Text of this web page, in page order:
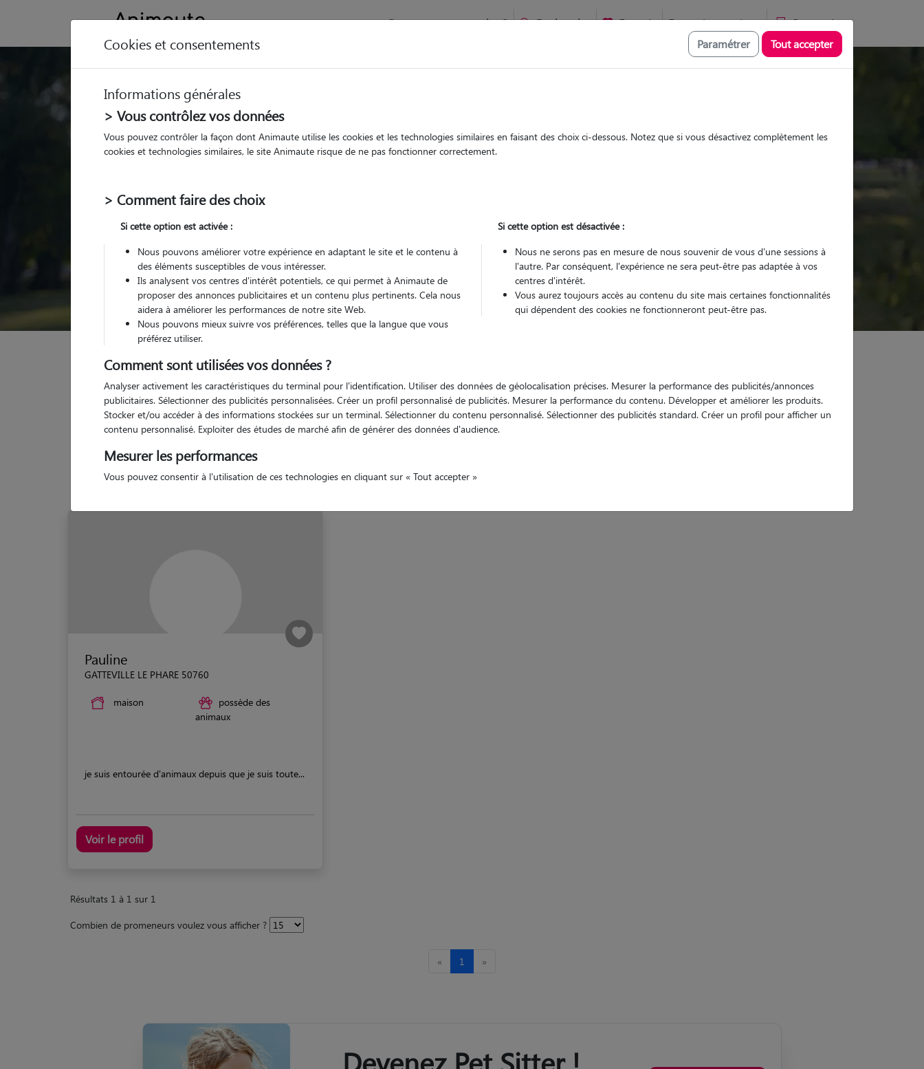
Comment ça marche ? Recherche Favoris Devenir pet sitter Connexion
Trouvez votre gardien idéal !
Parmi nospet sitters vérifiés chez le Pet Sitter
chez le Pet Sitter Visites
Visites
Pour quel animal ?
Trouver mon Pet Sitter
Garde animaux France Normandie Manche Réville
Pauline
GATTEVILLE LE PHARE 50760
maison
possède des
animaux
je suis entourée d'animaux depuis que je suis toute...
Voir le profil
Résultats 1 à 1 sur 1
Combien de promeneurs voulez vous afficher ?
« 1 »
Devenez Pet Sitter !
Cookies et consentements Paramétrer Tout accepter
Informations générales
> Vous contrôlez vos données
Vous pouvez contrôler la façon dont Animaute utilise les cookies et les technologies similaires en faisant des choix ci-dessous. Notez que si vous désactivez complètement les
cookies et technologies similaires, le site Animaute risque de ne pas fonctionner correctement.
> Comment faire des choix
Si cette option est activée :
Nous pouvons améliorer votre expérience en adaptant le site et le contenu à
des éléments susceptibles de vous intéresser.
Ils analysent vos centres d'intérêt potentiels, ce qui permet à Animaute de
proposer des annonces publicitaires et un contenu plus pertinents. Cela nous
aidera à améliorer les performances de notre site Web.
Nous pouvons mieux suivre vos préférences, telles que la langue que vous
préférez utiliser.
Si cette option est désactivée :
Nous ne serons pas en mesure de nous souvenir de vous d'une sessions à
l'autre. Par conséquent, l'expérience ne sera peut-être pas adaptée à vos
centres d'intérêt.
Vous aurez toujours accès au contenu du site mais certaines fonctionnalités
qui dépendent des cookies ne fonctionneront peut-être pas.
Comment sont utilisées vos données ?
Analyser activement les caractéristiques du terminal pour l'identification. Utiliser des données de géolocalisation précises. Mesurer la performance des publicités/annonces
publicitaires. Sélectionner des publicités personnalisées. Créer un profil personnalisé de publicités. Mesurer la performance du contenu. Développer et améliorer les produits.
Stocker et/ou accéder à des informations stockées sur un terminal. Sélectionner du contenu personnalisé. Sélectionner des publicités standard. Créer un profil pour afficher un
contenu personnalisé. Exploiter des études de marché afin de générer des données d'audience.
Mesurer les performances
Vous pouvez consentir à l'utilisation de ces technologies en cliquant sur « Tout accepter »